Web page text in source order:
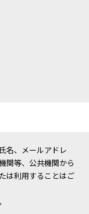
名、メールアドレ
関等、公共機関から
は利用することはご